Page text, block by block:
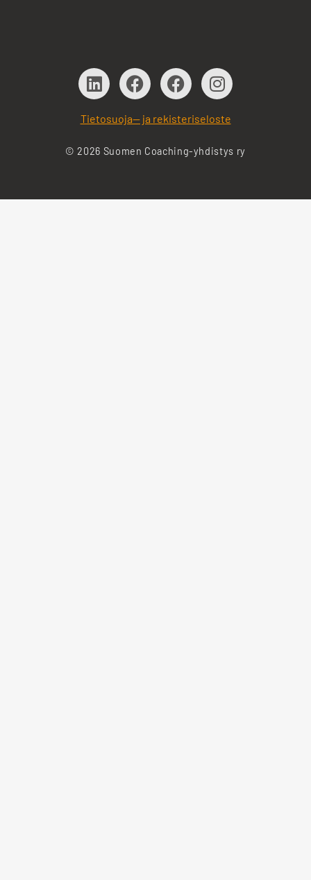
Tietosuoja— ja rekisteriseloste
© 2026 Suomen Coaching-yhdistys ry